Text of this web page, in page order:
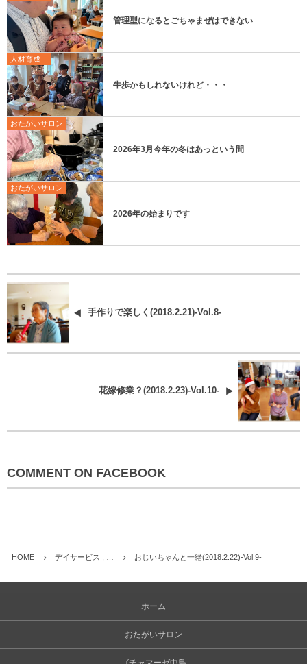
管理型になるとごちゃまぜはできない
人材育成
牛歩かもしれないけれど・・・
おたがいサロン
2026年3月今年の冬はあっという間
おたがいサロン
2026年の始まりです
手作りで楽しく(2018.2.21)-Vol.8-
花嫁修業？(2018.2.23)-Vol.10-
COMMENT ON FACEBOOK
HOME デイサービス , … おじいちゃんと一緒(2018.2.22)-Vol.9-
ホーム
おたがいサロン